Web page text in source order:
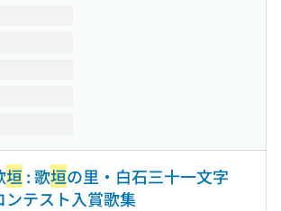
垣 : 歌垣の里・白石三十一文字
ンテスト入賞歌集